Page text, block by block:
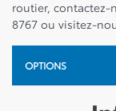
routier, contactez-
8767 ou visitez-
OPTIONS